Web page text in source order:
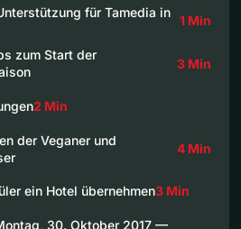
für Tamedia in
1 Min
zum Start der
3 Min
2 Min
der Veganer und
4 Min
ein Hotel übernehmen3 Min
30. Oktober 2017 —